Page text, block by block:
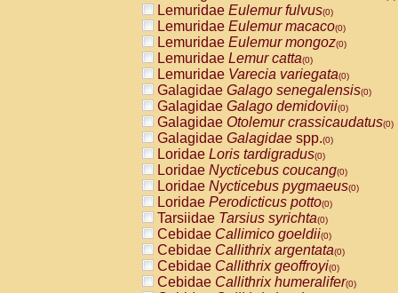
CebidaeSaimiri sciureus(0)
AtelidaeAlouatta caraya(0)
AtelidaeAlouatta fusca(0)
AtelidaeAlouatta seniculus
AtelidaeAlouattaspp.(0)
AtelidaeAteles belzebuth(0)
AtelidaeAteles geoffroyi(0)
AtelidaeAteles paniscus(0)
AtelidaeAtelesspp.(0)
Atelidae Lagothrix lagothricha
AtelidaeLagothrix lagothricha cana
PitheciidaeCacajao calvus
PitheciidaeCallicebus cupreus
PitheciidaeCallicebus donacophilus
PitheciidaeCallicebus moloch
PitheciidaeCallicebus torquatus
PitheciidaeCallicebusspp.(0)
PitheciidaeChiropotes satanas(0)
Lemuridae Eulemur fulvus(0)
Lemuridae Eulemur macaco(0)
Lemuridae Eulemur mongoz(0)
Lemuridae Lemur catta(0)
Lemuridae Varecia variegata(0)
Galagidae Galago senegalensis(0)
Galagidae Galago demidovii(0)
Galagidae Otolemur crassicaudatus(0)
Galagidae Galagidae spp.(0)
Loridae Loris tardigradus(0)
Loridae Nycticebus coucang(0)
Loridae Nycticebus pygmaeus(0)
Loridae Perodicticus potto(0)
Tarsiidae Tarsius syrichta(0)
Cebidae Callimico goeldii(0)
Cebidae Callithrix argentata(0)
Cebidae Callithrix geoffroyi(0)
Cebidae Callithrix humeralifer(0)